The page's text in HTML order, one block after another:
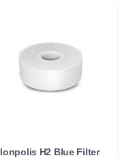
Ionpolis H2 Blue Filter